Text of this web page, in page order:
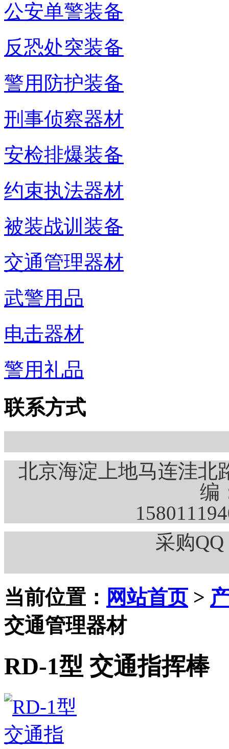
公安单警装备
反恐处突装备
警用防护装备
刑事侦察器材
安检排爆装备
约束执法器材
被装战训装备
交通管理器材
武警用品
电击器材
警用礼品
联系方式
北京海淀上地马连洼北
编
采购QQ
当前位置： 网站首页>
交通管理器材
RD-1型 交通指挥棒